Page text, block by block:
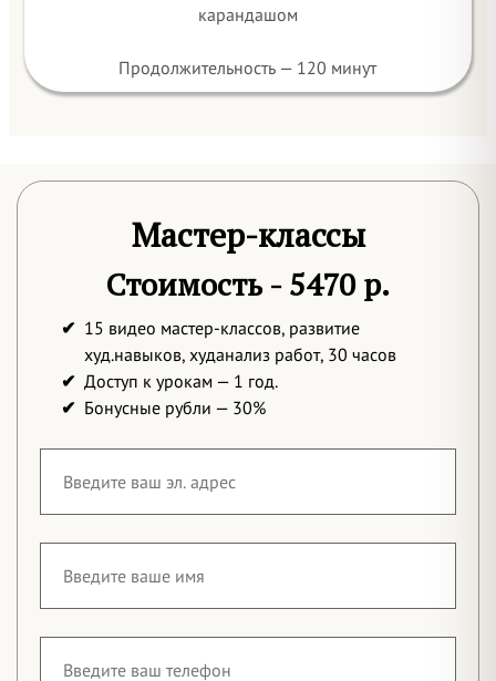
карандашом
Продолжительность — 120 минут
Мастер-классы
Стоимость - 5470 р.
15 видео мастер-классов, развитие
худ.навыков, худанализ работ, 30 часов
Доступ к урокам — 1 год.
Бонусные рубли — 30%